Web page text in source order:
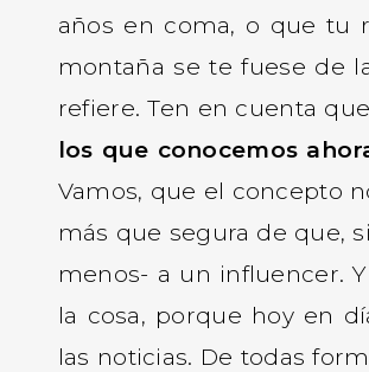
años en coma, o que tu
montaña se te fuese de
refiere. Ten en cuenta
los que conocemos
Vamos, que el concepto
más que segura de que,
menos- a un influencer.
la cosa, porque hoy en
las noticias. De todas